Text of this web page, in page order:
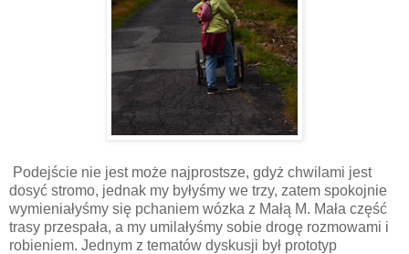
Podejście nie jest może najprostsze, gdyż chwilami jest
dosyć stromo, jednak my byłyśmy we trzy, zatem spokojnie
wymieniałyśmy się pchaniem wózka z Małą M. Mała część
trasy przespała, a my umilałyśmy sobie drogę rozmowami i
robieniem. Jednym z tematów dyskusji był prototyp